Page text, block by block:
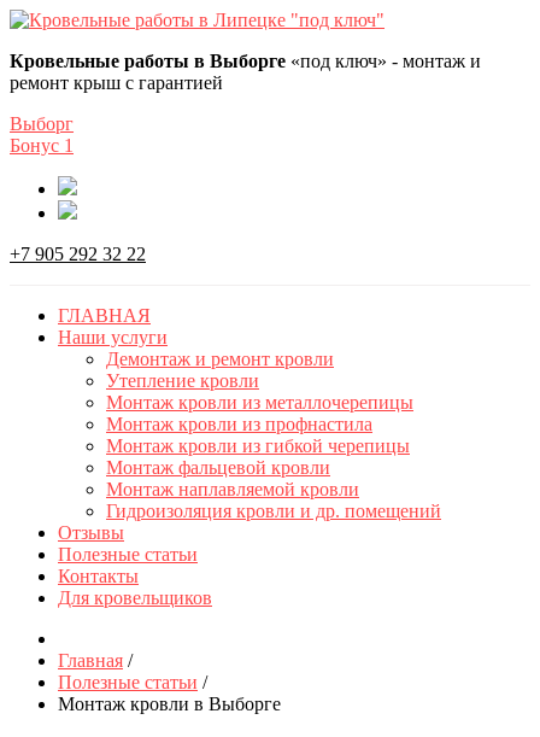
Кровельные работы в Выборге «под ключ» - монтаж и
ремонт крыш с гарантией
Выборг
Бонус 1
+7 905 292 32 22
ГЛАВНАЯ
Наши услуги
Демонтаж и ремонт кровли
Утепление кровли
Монтаж кровли из металлочерепицы
Монтаж кровли из профнастила
Монтаж кровли из гибкой черепицы
Монтаж фальцевой кровли
Монтаж наплавляемой кровли
Гидроизоляция кровли и др. помещений
Отзывы
Полезные статьи
Контакты
Для кровельщиков
Главная /
Полезные статьи /
Монтаж кровли в Выборге